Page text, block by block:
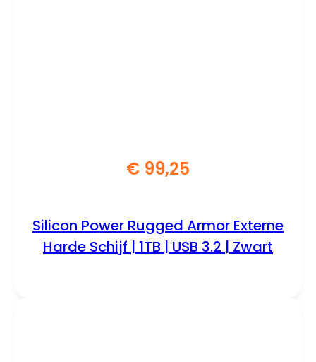
€ 99,25
Silicon Power Rugged Armor Externe
Harde Schijf | 1TB | USB 3.2 | Zwart